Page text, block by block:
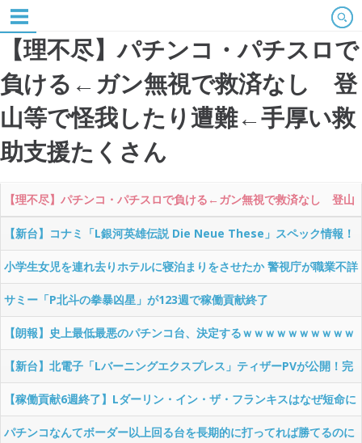
【理不尽】パチンコ・パチスロで
負ける←ガン無視で救済なし 登
山等で怪我したり遭難←手厚い救
助支援たくさん
【理不尽】パチンコ・パチスロで負ける←ガン無視で救済なし 登山
等で怪我したり遭難←手厚い救助支援たくさん
【新台】コナミ「L銀河英雄伝説 Die Neue These」スペック情報！
STタイプで登場！
小学生女児を連れ去りホテルに寝泊まりをさせたか 警視庁が職業不詳
のパチンカス・高橋光夢（23）を逮捕
サミー「P北斗の拳暴凶星」が123週で稼働貢献終了
【朗報】史上最低最悪のパチンコ台、決定するｗｗｗｗｗｗｗｗｗｗ
ｗｗ
【新台】北電子「Lバーニングエクスプレス」ティザーPVが公開！完
全告知AT機！
【稼働貢献6週終了】Lダーリン・イン・ザ・フランキスはなぜ短命に
終わってしまったのか…
パチンコなんてボーダー以上回る台を長期的に打ってれば勝てるのに